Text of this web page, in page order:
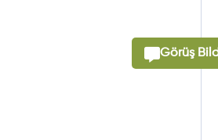
Görüş